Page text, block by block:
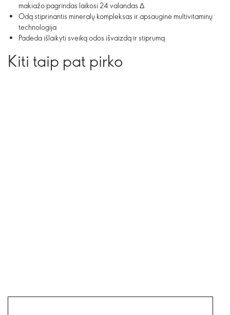
makiažo pagrindas laikosi 24 valandas Δ
Odą stiprinantis mineralų kompleksas ir apsauginė multivitaminų
technologija
Padeda išlaikyti sveiką odos išvaizdą ir stiprumą
Kiti taip pat pirko